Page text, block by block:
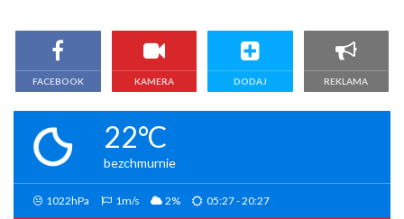
FACEBOOK KAMERA DODAJ REKLAMA
22°C
bezchmurnie
1022hPa 1m/s 2% 05:27 - 20:27